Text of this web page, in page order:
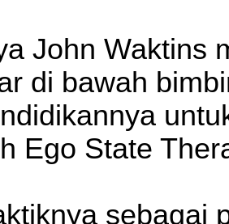
John Waktins
di bawah
Ego State
sebagai